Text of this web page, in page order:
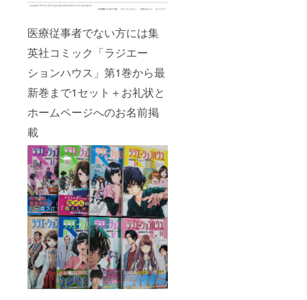
医療従事者でない方には集
英社コミック「ラジエー
ションハウス」第1巻から最
新巻まで1セット＋お礼状と
ホームページへのお名前掲
載